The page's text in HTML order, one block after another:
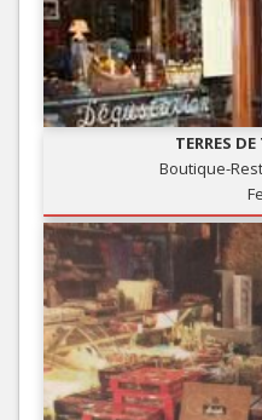
TERRES
Boutique-